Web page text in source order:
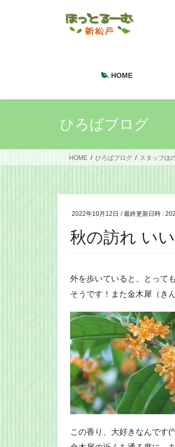
HOME
ひろばブログ
HOME ひろばブログ スタッフほ
2022年10月12日 / 最終更新日時 :
秋の訪れ い
外を歩いていると、とって
そうです！また金木犀（き
この香り、大好きなんです